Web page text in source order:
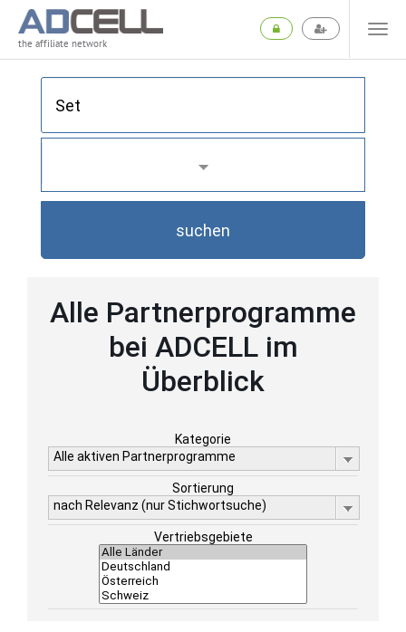
the affiliate network
suchen
Alle Partnerprogramme
bei ADCELL im
Überblick
Kategorie
Alle aktiven Partnerprogramme
Sortierung
nach Relevanz (nur Stichwortsuche)
Vertriebsgebiete